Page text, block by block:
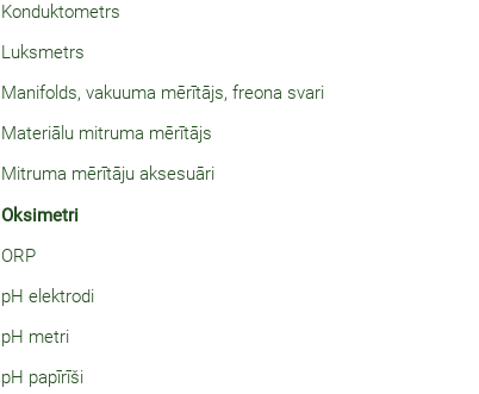
Konduktometrs
Luksmetrs
Manifolds, vakuuma mērītājs, freona svari
Materiālu mitruma mērītājs
Mitruma mērītāju aksesuāri
Oksimetri
ORP
pH elektrodi
pH metri
pH papīrīši